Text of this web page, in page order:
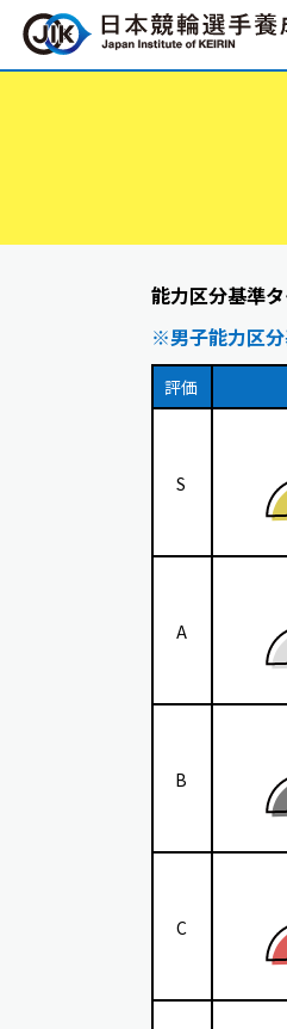
能力区分基準
※男子能力区分
評価
S
A
B
C